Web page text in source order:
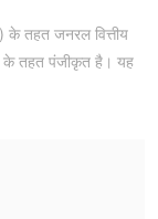
के तहत जनरल वित्तीय
के तहत पंजीकृत है। यह